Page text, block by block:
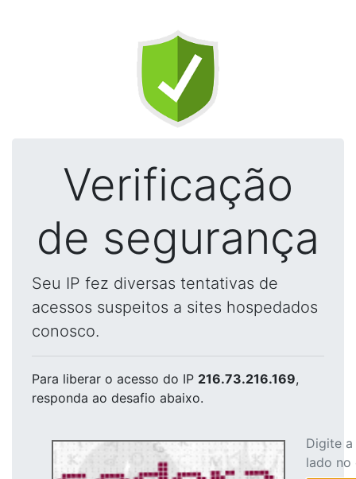
Verificação
de segurança
Seu IP fez diversas tentativas de
acessos suspeitos a sites hospedados
conosco.
Para liberar o acesso do IP 216.73.216.169,
responda ao desafio abaixo.
Digite
lado no